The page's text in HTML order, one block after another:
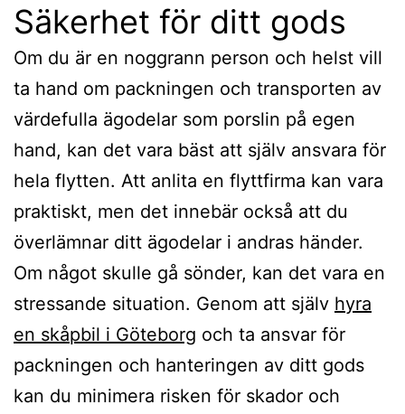
Säkerhet för ditt gods
Om du är en noggrann person och helst vill
ta hand om packningen och transporten av
värdefulla ägodelar som porslin på egen
hand, kan det vara bäst att själv ansvara för
hela flytten. Att anlita en flyttfirma kan vara
praktiskt, men det innebär också att du
överlämnar ditt ägodelar i andras händer.
Om något skulle gå sönder, kan det vara en
stressande situation. Genom att själv hyra
en skåpbil i Göteborg och ta ansvar för
packningen och hanteringen av ditt gods
kan du minimera risken för skador och